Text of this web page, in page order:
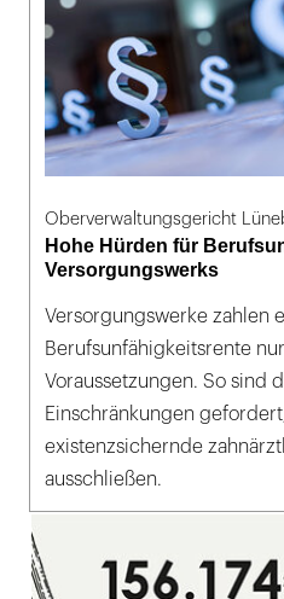
Oberverwaltungsgericht
Hohe Hürden für
Versorgungswerks
Versorgungswerke zahlen
Berufsunfähigkeitsrente
Voraussetzungen. So sind
Einschränkungen
existenzsichernde
ausschließen.